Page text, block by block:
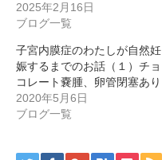
2025年2月16日
ブログ一覧
子宮内膜症のわたしが自然妊
娠するまでのお話（１）チョ
コレート嚢腫、卵管閉塞あり
2020年5月6日
ブログ一覧